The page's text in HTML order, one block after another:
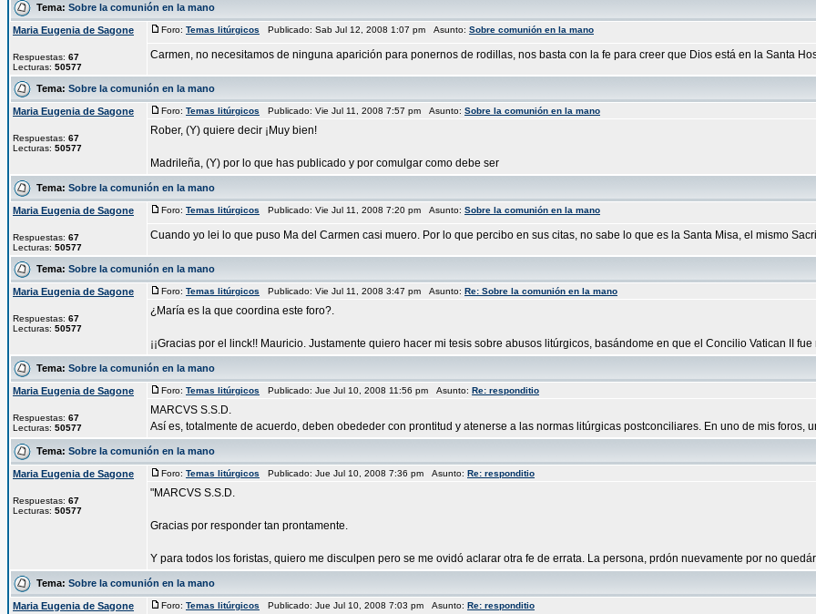
Tema: Sobre la comunión en la mano
Maria Eugenia de Sagone
Respuestas: 67
Lecturas: 50577
Foro: Temas litúrgicos Publicado: Sab Jul 12, 2008 1:07 pm Asunto: Sobre comunión en la mano
Carmen, no necesitamos de ninguna aparición para ponernos de rodillas, nos basta con la fe para creer que Dios está en la Santa
Tema: Sobre la comunión en la mano
Maria Eugenia de Sagone
Respuestas: 67
Lecturas: 50577
Foro: Temas litúrgicos Publicado: Vie Jul 11, 2008 7:57 pm Asunto: Sobre la comunión en la mano
Rober, (Y) quiere decir ¡Muy bien!
Madrileña, (Y) por lo que has publicado y por comulgar como debe ser
Tema: Sobre la comunión en la mano
Maria Eugenia de Sagone
Respuestas: 67
Lecturas: 50577
Foro: Temas litúrgicos Publicado: Vie Jul 11, 2008 7:20 pm Asunto: Sobre la comunión en la mano
Cuando yo lei lo que puso Ma del Carmen casi muero. Por lo que percibo en sus citas, no sabe lo que es la Santa Misa, el mismo
Tema: Sobre la comunión en la mano
Maria Eugenia de Sagone
Respuestas: 67
Lecturas: 50577
Foro: Temas litúrgicos Publicado: Vie Jul 11, 2008 3:47 pm Asunto: Re: Sobre la comunión en la mano
¿María es la que coordina este foro?.
¡¡Gracias por el linck!! Mauricio. Justamente quiero hacer mi tesis sobre abusos litúrgicos, basándome en que el Concilio Vatican II
Tema: Sobre la comunión en la mano
Maria Eugenia de Sagone
Respuestas: 67
Lecturas: 50577
Foro: Temas litúrgicos Publicado: Jue Jul 10, 2008 11:56 pm Asunto: Re: responditio
MARCVS S.S.D.
Así es, totalmente de acuerdo, deben obededer con prontitud y atenerse a las normas litúrgicas postconciliares. En uno de mis foros,
Tema: Sobre la comunión en la mano
Maria Eugenia de Sagone
Respuestas: 67
Lecturas: 50577
Foro: Temas litúrgicos Publicado: Jue Jul 10, 2008 7:36 pm Asunto: Re: responditio
"MARCVS S.S.D.
Gracias por responder tan prontamente.
Y para todos los foristas, quiero me disculpen pero se me ovidó aclarar otra fe de errata. La persona, prdón nuevamente por no
Tema: Sobre la comunión en la mano
Maria Eugenia de Sagone Foro: Temas litúrgicos Publicado: Jue Jul 10, 2008 7:03 pm Asunto: Re: responditio